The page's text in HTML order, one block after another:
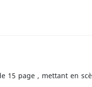
15 page , mettant en